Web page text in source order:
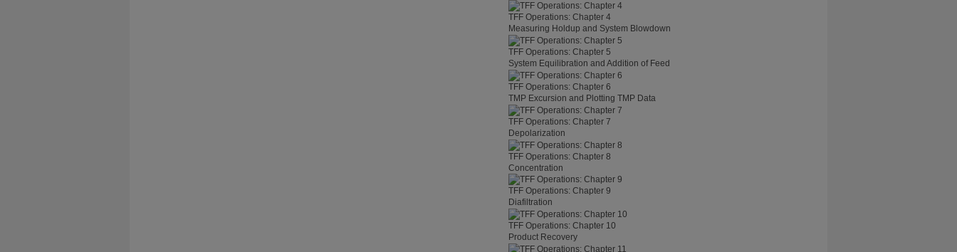
TFF Operations: Chapter 4
Measuring Holdup and System Blowdown
TFF Operations: Chapter 5
System Equilibration and Addition of Feed
TFF Operations: Chapter 6
TMP Excursion and Plotting TMP Data
TFF Operations: Chapter 7
Depolarization
TFF Operations: Chapter 8
Concentration
TFF Operations: Chapter 9
Diafiltration
TFF Operations: Chapter 10
Product Recovery